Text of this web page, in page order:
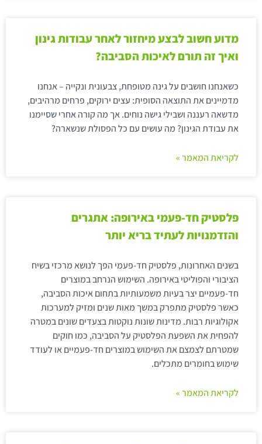
מדוע חשוב לבצע מיחזור לאחר עבודות גינון
ואיך זה תורם לאיכות הסביבה?
כשאנחנו חושבים על גינה מטופחת, צבעונית ונקייה – אנחנו
מדמיינים את התוצאה הסופית: עצים ירוקים, פרחים מרהיבים,
מדשאה רעננה ושבילי גישה נוחים. אך מה קורה אחרי שסיימנו
את עבודת הגינון? מה עושים עם כל הפסולת שנשארה?
לקריאת המאמר »
פלסטיק חד-פעמי באירופה: אתגרים
והזדמנויות לעתיד בריא יותר
בשנים האחרונות, פלסטיק חד-פעמי הפך לנושא מרכזי בשיח
הציבורי והפוליטי באירופה. השימוש הנרחב במוצרים
חד-פעמיים יצר בעיות משמעותיות בתחום איכות הסביבה,
כאשר פלסטיק מתפרק במשך מאות שנים ומזיק למערכות
אקולוגיות רבות. מדינות שונות נוקטות בצעדים שונים במטרה
להפחית את השפעת הפלסטיק על הסביבה, כמו חוקים
שמטרתם לצמצם את השימוש במוצרים חד-פעמיים או לעודד
שימוש בחומרים מתכלים.
לקריאת המאמר »